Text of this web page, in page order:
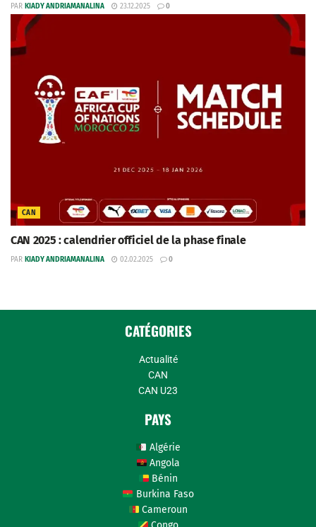
PAR KIADY ANDRIAMANALINA 23.12.2025 0
CAN
CAN 2025 : calendrier officiel de la phase finale
PAR KIADY ANDRIAMANALINA 02.02.2025 0
CATÉGORIES
Actualité
CAN
CAN U23
PAYS
Algérie
Angola
Bénin
Burkina Faso
Cameroun